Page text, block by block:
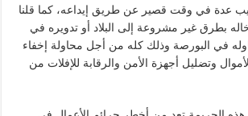
عدة في وقت قصير عن طريق إيداعه، كما قلنا
بطرق غير مشروعة إلى البلاد أو تدويره في
في البورصة وذلك كله من أجل محاولة إخفاء
وتضليل أجهزة الأمن والرقابة للإفلات من